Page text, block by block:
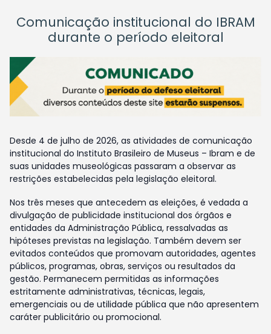
Comunicação institucional do IBRAM
durante o período eleitoral
Desde 4 de julho de 2026, as atividades de comunicação
institucional do Instituto Brasileiro de Museus – Ibram e de
suas unidades museológicas passaram a observar as
restrições estabelecidas pela legislação eleitoral.
Nos três meses que antecedem as eleições, é vedada a
divulgação de publicidade institucional dos órgãos e
entidades da Administração Pública, ressalvadas as
hipóteses previstas na legislação. Também devem ser
evitados conteúdos que promovam autoridades, agentes
públicos, programas, obras, serviços ou resultados da
gestão. Permanecem permitidas as informações
estritamente administrativas, técnicas, legais,
emergenciais ou de utilidade pública que não apresentem
caráter publicitário ou promocional.